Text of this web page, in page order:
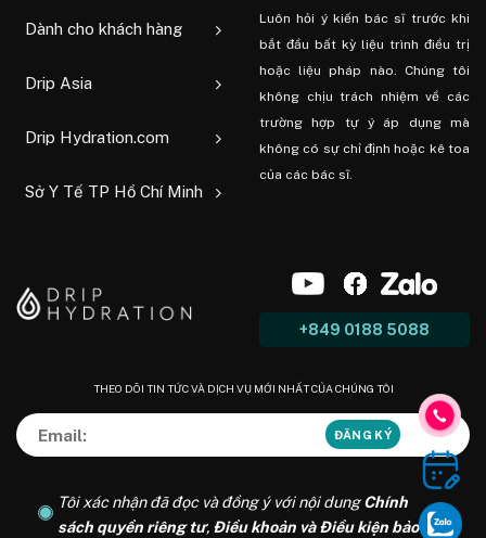
Dành cho khách hàng
Drip Asia
Drip Hydration.com
Sở Y Tế TP Hồ Chí Minh
Luôn hỏi ý kiến ​​bác sĩ trước khi
bắt đầu bất kỳ liệu trình điều trị
hoặc liệu pháp nào. Chúng tôi
không chịu trách nhiệm về các
trường hợp tự ý áp dụng mà
không có sự chỉ định hoặc kê toa
của các bác sĩ.
+849 0188 5088
THEO DÕI TIN TỨC VÀ DỊCH VỤ MỚI NHẤT CỦA CHÚNG TÔI
Tôi xác nhận đã đọc và đồng ý với nội dungChính
sách quyền riêng tư, Điều khoản và Điều kiện bảo